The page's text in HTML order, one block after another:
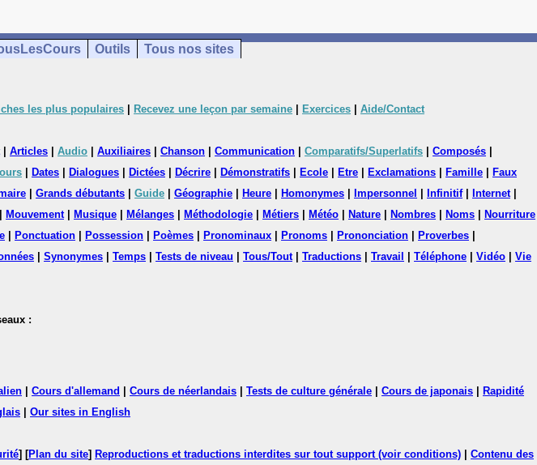
Outils Tous nos sites
les plus populaires Recevez une leçon par semaine Exercices Aide/Contact
| Articles Audio Auxiliaires Chanson Communication Comparatifs/Superlatifs Composés
Dates Dialogues Dictées Décrire Démonstratifs Ecole Etre Exclamations Famille
Faux
Grands débutants Guide Géographie Heure Homonymes Impersonnel Infinitif| Internet|
Mouvement| Musique Mélanges Méthodologie Métiers Météo Nature Nombres Noms
Nourriture
Ponctuation Possession Poèmes Pronominaux Pronoms Prononciation Proverbes
Synonymes Temps Tests de niveau Tous/Tout| Traductions Travail Téléphone Vidéo
Vie
:
Cours d'allemand Cours de néerlandais Tests de culture générale Cours de japonais
Rapidité
Our sites in English
] [Plan du site] Reproductions et traductions interdites sur tout support (voir conditions) Contenu des